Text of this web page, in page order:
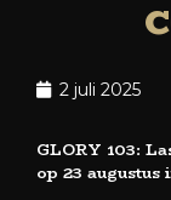
2 juli 2025
GLORY 103:
op 23